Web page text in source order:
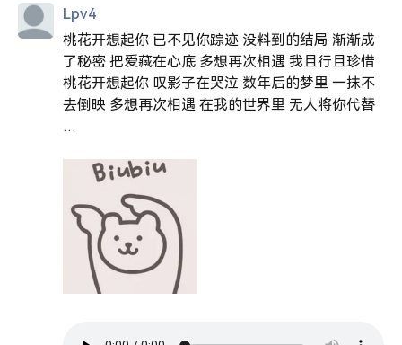
Lpv4
桃花开想起你 已不见你踪迹 没料到的结局 渐渐成
了秘密 把爱藏在心底 多想再次相遇 我且行且珍惜
桃花开想起你 叹影子在哭泣 数年后的梦里 一抹不
去倒映 多想再次相遇 在我的世界里 无人将你代替
…